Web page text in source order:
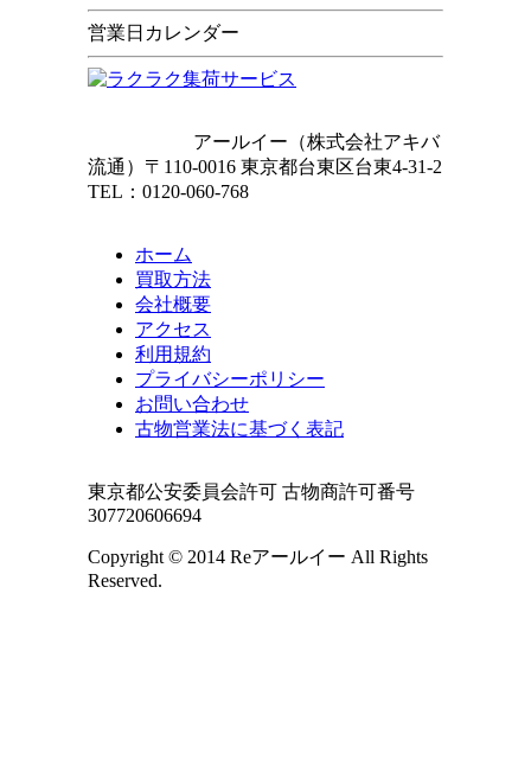
営業日カレンダー
アールイー（株式会社アキバ
流通）〒110-0016 東京都台東区台東4-31-2
TEL： 0120-060-768
ホーム
買取方法
会社概要
アクセス
利用規約
プライバシーポリシー
お問い合わせ
古物営業法に基づく表記
東京都公安委員会許可 古物商許可番号
307720606694
Copyright © 2014 Reアールイー All Rights
Reserved.